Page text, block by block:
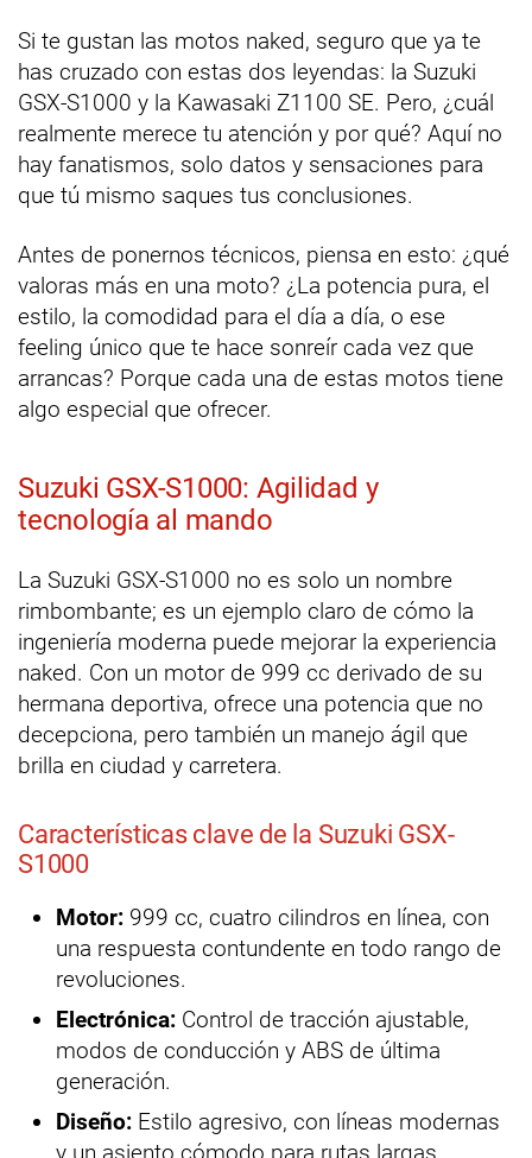
Si te gustan las motos naked, seguro que ya te
has cruzado con estas dos leyendas: la Suzuki
GSX-S1000 y la Kawasaki Z1100 SE. Pero, ¿cuál
realmente merece tu atención y por qué? Aquí no
hay fanatismos, solo datos y sensaciones para
que tú mismo saques tus conclusiones.
Antes de ponernos técnicos, piensa en esto: ¿qué
valoras más en una moto? ¿La potencia pura, el
estilo, la comodidad para el día a día, o ese
feeling único que te hace sonreír cada vez que
arrancas? Porque cada una de estas motos tiene
algo especial que ofrecer.
Suzuki GSX-S1000: Agilidad y
tecnología al mando
La Suzuki GSX-S1000 no es solo un nombre
rimbombante; es un ejemplo claro de cómo la
ingeniería moderna puede mejorar la experiencia
naked. Con un motor de 999 cc derivado de su
hermana deportiva, ofrece una potencia que no
decepciona, pero también un manejo ágil que
brilla en ciudad y carretera.
Características clave de la Suzuki GSX-
S1000
Motor: 999 cc, cuatro cilindros en línea, con
una respuesta contundente en todo rango de
revoluciones.
Electrónica: Control de tracción ajustable,
modos de conducción y ABS de última
generación.
Diseño: Estilo agresivo, con líneas modernas